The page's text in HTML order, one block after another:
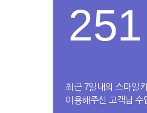
251
최근 7일내의 스마일
이용해주신 고객님 수